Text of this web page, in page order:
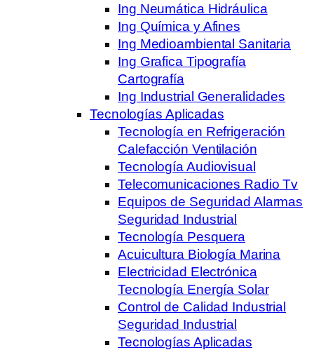
Ing Neumática Hidráulica
Ing Química y Afines
Ing Medioambiental Sanitaria
Ing Grafica Tipografía
Cartografía
Ing Industrial Generalidades
Tecnologías Aplicadas
Tecnología en Refrigeración
Calefacción Ventilación
Tecnología Audiovisual
Telecomunicaciones Radio Tv
Equipos de Seguridad Alarmas
Seguridad Industrial
Tecnología Pesquera
Acuicultura Biología Marina
Electricidad Electrónica
Tecnología Energía Solar
Control de Calidad Industrial
Seguridad Industrial
Tecnologías Aplicadas